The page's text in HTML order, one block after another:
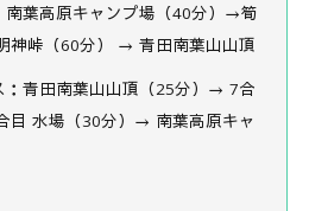
南葉高原キャンプ場（40分）→筍
峠（60分） → 青田南葉山山頂
：青田南葉山山頂（25分）→ 7合
目 水場（30分）→ 南葉高原キャ